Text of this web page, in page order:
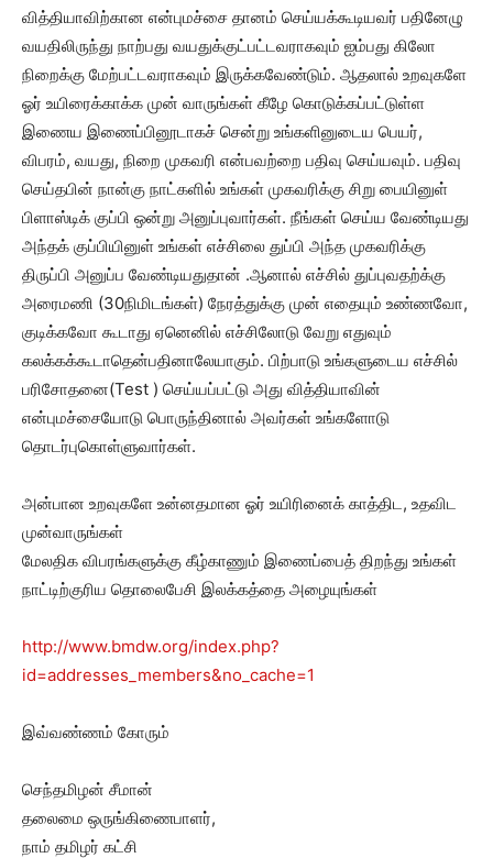
வித்தியாவிற்கான என்புமச்சை தானம் செய்யக்கூடியவர் பதினேழு
வயதிலிருந்து நாற்பது வயதுக்குட்பட்டவராகவும் ஐம்பது கிலோ
நிறைக்கு மேற்பட்டவராகவும் இருக்கவேண்டும். ஆதலால் உறவுகளே
ஓர் உயிரைக்காக்க முன் வாருங்கள் கீழே கொடுக்கப்பட்டுள்ள
இணைய இணைப்பினூடாகச் சென்று உங்களினுடைய பெயர்,
விபரம், வயது, நிறை முகவரி என்பவற்றை பதிவு செய்யவும். பதிவு
செய்தபின் நான்கு நாட்களில் உங்கள் முகவரிக்கு சிறு பையினுள்
பிளாஸ்டிக் குப்பி ஒன்று அனுப்புவார்கள். நீங்கள் செய்ய வேண்டியது
அந்தக் குப்பியினுள் உங்கள் எச்சிலை துப்பி அந்த முகவரிக்கு
திருப்பி அனுப்ப வேண்டியதுதான் .ஆனால் எச்சில் துப்புவதற்க்கு
அரைமணி (30நிமிடங்கள்) நேரத்துக்கு முன் எதையும் உண்ணவோ,
குடிக்கவோ கூடாது ஏனெனில் எச்சிலோடு வேறு எதுவும்
கலக்கக்கூடாதென்பதினாலேயாகும். பிற்பாடு உங்களுடைய எச்சில்
பரிசோதனை(Test ) செய்யப்பட்டு அது வித்தியாவின்
என்புமச்சையோடு பொருந்தினால் அவர்கள் உங்களோடு
தொடர்புகொள்ளுவார்கள்.
அன்பான உறவுகளே உன்னதமான ஓர் உயிரினைக் காத்திட, உதவிட
முன்வாருங்கள்
மேலதிக விபரங்களுக்கு கீழ்காணும் இணைப்பைத் திறந்து உங்கள்
நாட்டிற்குரிய தொலைபேசி இலக்கத்தை அழையுங்கள்
http://www.bmdw.org/index.php?
id=addresses_members&no_cache=1
இவ்வண்ணம் கோரும்
செந்தமிழன் சீமான்
தலைமை ஒருங்கிணைபாளர்,
நாம் தமிழர் கட்சி